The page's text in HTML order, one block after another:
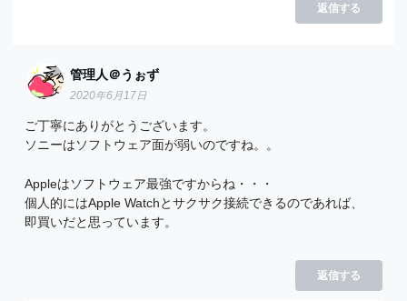
返信する
管理人＠うぉず
2020年6月17日
ご丁寧にありがとうございます。
ソニーはソフトウェア面が弱いのですね。。
Appleはソフトウェア最強ですからね・・・
個人的にはApple Watchとサクサク接続できるのであれば、
即買いだと思っています。
返信する